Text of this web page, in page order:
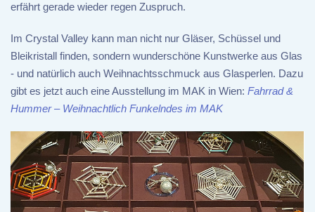
erfährt gerade wieder regen Zuspruch.
Im Crystal Valley kann man nicht nur Gläser, Schüssel und
Bleikristall finden, sondern wunderschöne Kunstwerke aus Glas
- und natürlich auch Weihnachtsschmuck aus Glasperlen. Dazu
gibt es jetzt auch eine Ausstellung im MAK in Wien: Fahrrad &
Hummer – Weihnachtlich Funkelndes im MAK